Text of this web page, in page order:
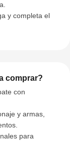
y completa el
comprar?
con
y armas,
para